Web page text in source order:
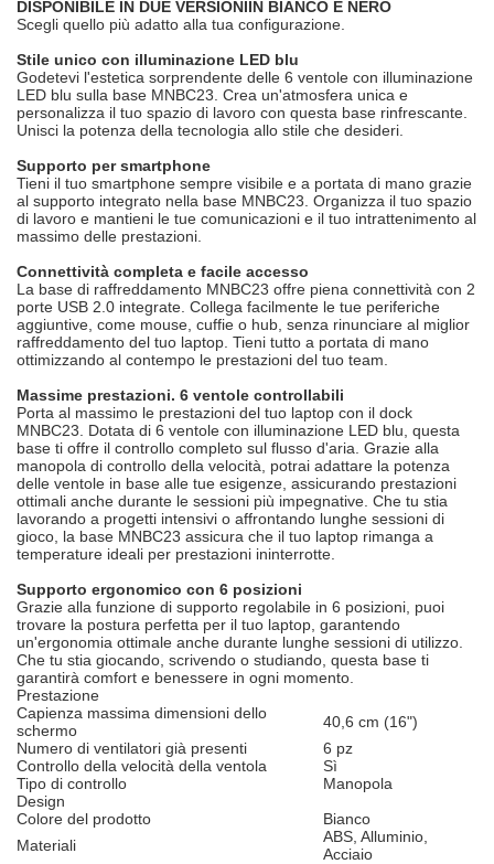
DISPONIBILE IN DUE VERSIONIIN BIANCO E NERO
Scegli quello più adatto alla tua configurazione.
Stile unico con illuminazione LED blu
Godetevi l'estetica sorprendente delle 6 ventole con illuminazione
LED blu sulla base MNBC23. Crea un'atmosfera unica e
personalizza il tuo spazio di lavoro con questa base rinfrescante.
Unisci la potenza della tecnologia allo stile che desideri.
Supporto per smartphone
Tieni il tuo smartphone sempre visibile e a portata di mano grazie
al supporto integrato nella base MNBC23. Organizza il tuo spazio
di lavoro e mantieni le tue comunicazioni e il tuo intrattenimento al
massimo delle prestazioni.
Connettività completa e facile accesso
La base di raffreddamento MNBC23 offre piena connettività con 2
porte USB 2.0 integrate. Collega facilmente le tue periferiche
aggiuntive, come mouse, cuffie o hub, senza rinunciare al miglior
raffreddamento del tuo laptop. Tieni tutto a portata di mano
ottimizzando al contempo le prestazioni del tuo team.
Massime prestazioni. 6 ventole controllabili
Porta al massimo le prestazioni del tuo laptop con il dock
MNBC23. Dotata di 6 ventole con illuminazione LED blu, questa
base ti offre il controllo completo sul flusso d'aria. Grazie alla
manopola di controllo della velocità, potrai adattare la potenza
delle ventole in base alle tue esigenze, assicurando prestazioni
ottimali anche durante le sessioni più impegnative. Che tu stia
lavorando a progetti intensivi o affrontando lunghe sessioni di
gioco, la base MNBC23 assicura che il tuo laptop rimanga a
temperature ideali per prestazioni ininterrotte.
Supporto ergonomico con 6 posizioni
Grazie alla funzione di supporto regolabile in 6 posizioni, puoi
trovare la postura perfetta per il tuo laptop, garantendo
un'ergonomia ottimale anche durante lunghe sessioni di utilizzo.
Che tu stia giocando, scrivendo o studiando, questa base ti
garantirà comfort e benessere in ogni momento.
Prestazione
Capienza massima dimensioni dello
schermo
40,6 cm (16")
Numero di ventilatori già presenti
6 pz
Controllo della velocità della ventola
Sì
Tipo di controllo
Manopola
Design
Colore del prodotto
Bianco
Materiali
ABS, Alluminio,
Acciaio